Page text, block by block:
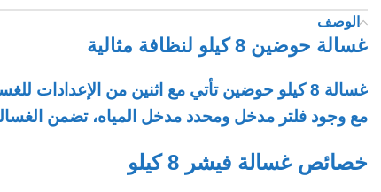
الوصف
غسالة حوضين 8 كيلو لنظافة مثالية
غسالة 8 كيلو حوضين
تأتي مع اثنين من الإعدادات
مع وجود فلتر مدخل ومحدد مدخل المياه، تضمن
خصائص غسالة فيشر 8 كيلو